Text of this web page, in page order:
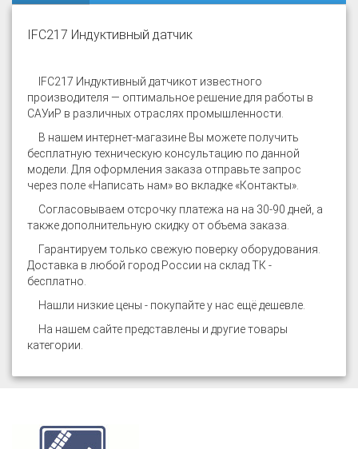
IFC217 Индуктивный датчик
IFC217 Индуктивный датчикот известного
производителя — оптимальное решение для работы в
САУиР в различных отраслях промышленности.
В нашем интернет-магазине Вы можете получить
бесплатную техническую консультацию по данной
модели. Для оформления заказа отправьте запрос
через поле «Написать нам» во вкладке «Контакты».
Согласовываем отсрочку платежа на на 30-90 дней, а
также дополнительную скидку от объема заказа.
Гарантируем только свежую поверку оборудования.
Доставка в любой город России на склад ТК -
бесплатно.
Нашли низкие цены - покупайте у нас ещё дешевле.
На нашем сайте представлены и другие товары
категории